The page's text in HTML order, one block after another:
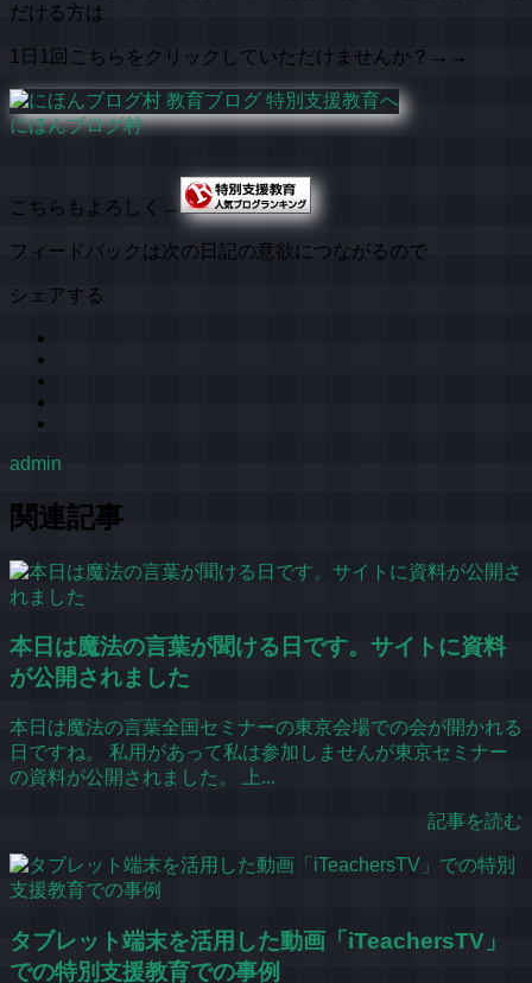
だける方は
1日1回こちらをクリックしていただけませんか？→→
にほんブログ村
こちらもよろしく→
フィードバックは次の日記の意欲につながるので
シェアする
admin
関連記事
本日は魔法の言葉が聞ける日です。サイトに資料
が公開されました
本日は魔法の言葉全国セミナーの東京会場での会が開かれる
日ですね。 私用があって私は参加しませんが東京セミナー
の資料が公開されました。 上...
記事を読む
タブレット端末を活用した動画「iTeachersTV」
での特別支援教育での事例